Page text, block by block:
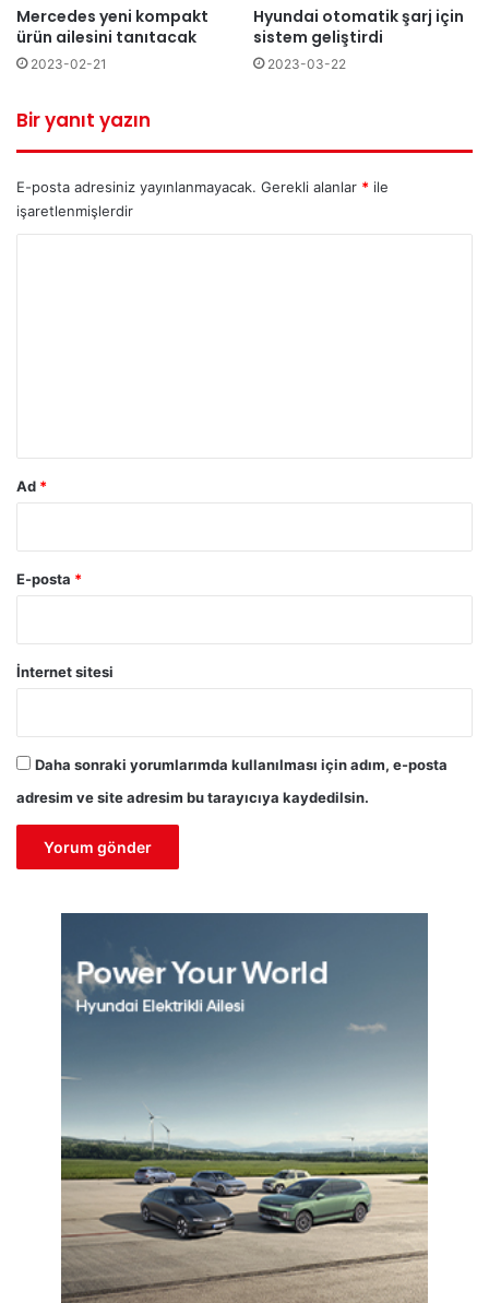
Mercedes yeni kompakt
ürün ailesini tanıtacak
2023-02-21
Hyundai otomatik şarj için
sistem geliştirdi
2023-03-22
Bir yanıt yazın
E-posta adresiniz yayınlanmayacak. Gerekli alanlar * ile
işaretlenmişlerdir
Ad *
E-posta *
İnternet sitesi
Daha sonraki yorumlarımda kullanılması için adım, e-posta
adresim ve site adresim bu tarayıcıya kaydedilsin.